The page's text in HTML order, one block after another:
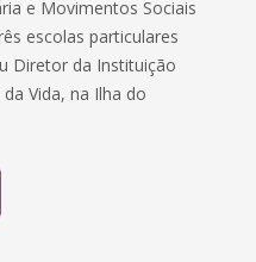
e Movimentos Sociais
escolas particulares
Diretor da Instituição
Vida, na Ilha do